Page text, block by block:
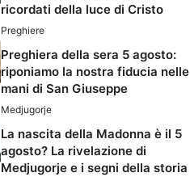
ricordati della luce di Cristo
Preghiere
Preghiera della sera 5 agosto:
riponiamo la nostra fiducia nelle
mani di San Giuseppe
Medjugorje
La nascita della Madonna è il 5
agosto? La rivelazione di
Medjugorje e i segni della storia